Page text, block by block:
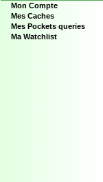
Mon Compte
Mes Caches
Mes Pockets queries
Ma Watchlist